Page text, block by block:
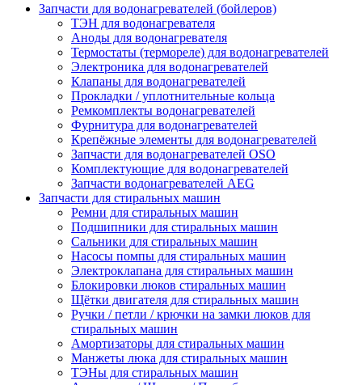
Запчасти для водонагревателей (бойлеров)
ТЭН для водонагревателя
Аноды для водонагревателя
Термостаты (термореле) для водонагревателей
Электроника для водонагревателей
Клапаны для водонагревателей
Прокладки / уплотнительные кольца
Ремкомплекты водонагревателей
Фурнитура для водонагревателей
Крепёжные элементы для водонагревателей
Запчасти для водонагревателей OSO
Комплектующие для водонагревателей
Запчасти водонагревателей AEG
Запчасти для стиральных машин
Ремни для стиральных машин
Подшипники для стиральных машин
Сальники для стиральных машин
Насосы помпы для стиральных машин
Электроклапана для стиральных машин
Блокировки люков стиральных машин
Щётки двигателя для стиральных машин
Ручки / петли / крючки на замки люков для
стиральных машин
Амортизаторы для стиральных машин
Манжеты люка для стиральных машин
ТЭНы для стиральных машин